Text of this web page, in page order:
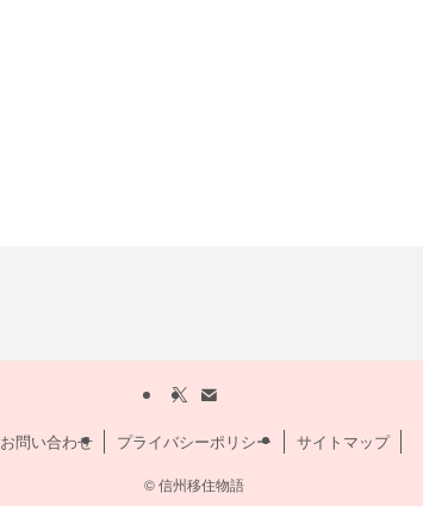
お問い合わせ プライバシーポリシー サイトマップ
©信州移住物語